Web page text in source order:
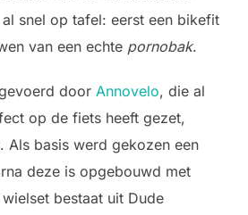
snel op tafel: eerst een bikefit
van een echte pornobak.
door Annovelo, die al
op de fiets heeft gezet,
Als basis werd gekozen een
deze is opgebouwd met
bestaat uit Dude